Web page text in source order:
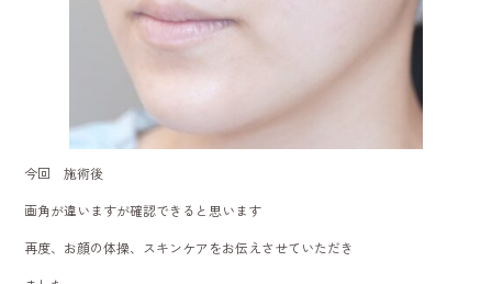
今回 施術後
画角が違いますが確認できると思います
再度、お顔の体操、スキンケアをお伝えさせていただき